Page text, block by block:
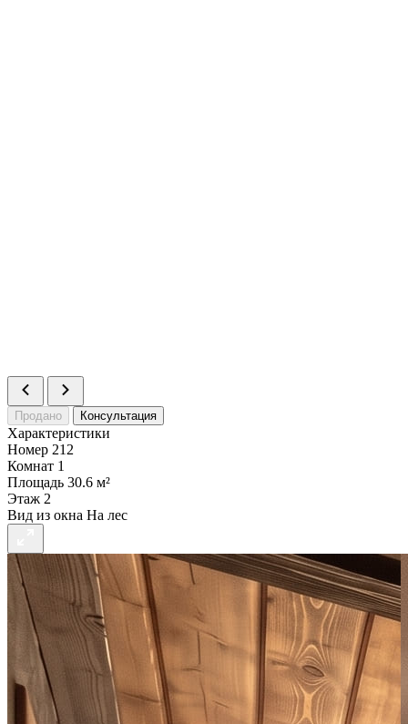
Продано Консультация
Характеристики
Номер 212
Комнат 1
Площадь 30.6 м²
Этаж 2
Вид из окна На лес